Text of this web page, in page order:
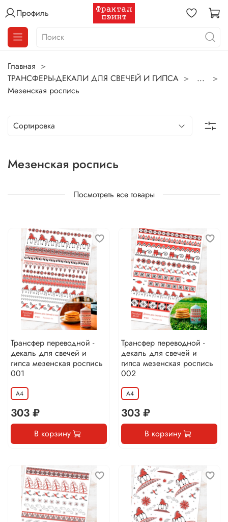
Профиль
Главная
ТРАНСФЕРЫ-ДЕКАЛИ ДЛЯ СВЕЧЕЙ И ГИПСА
...
Мезенская роспись
Мезенская роспись
Посмотреть все товары
Трансфер переводной -
декаль для свечей и
гипса мезенская роспись
001
А4
303 ₽
В корзину
Трансфер переводной -
декаль для свечей и
гипса мезенская роспись
002
А4
303 ₽
В корзину